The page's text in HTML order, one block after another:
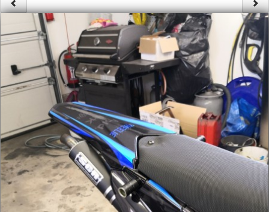
Säännöt ja ohjeet
Uudet ajoneuvot
Uudet kuvat
Uudet videot
Uudet kommentit
MYYDÄÄN
Haku
Ajoneuvot
Osat
TIETOPANKKI
TAPAHTUMAT
MP15 kuvia
MP14 kuvia
MP13 kuvia